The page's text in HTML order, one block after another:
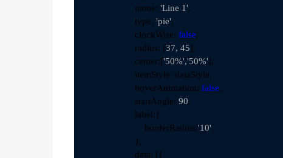
                    name:
'Line 1',
                    type:
'pie',
                    clockWise:
false,
                    radius: [
37, 45],
                    center:[
'50%','50%'],
                    itemStyle: dataStyle,
                    hoverAnimation:
false,
                    startAngle:
90,
                    label:{
                        borderRadius:
'10',
                    },
                    data: [{